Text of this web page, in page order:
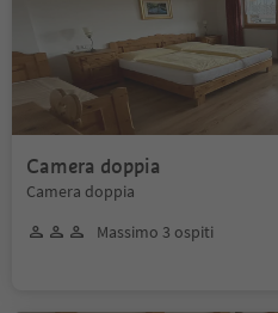
Camera doppia
Camera doppia
Massimo 3 ospiti